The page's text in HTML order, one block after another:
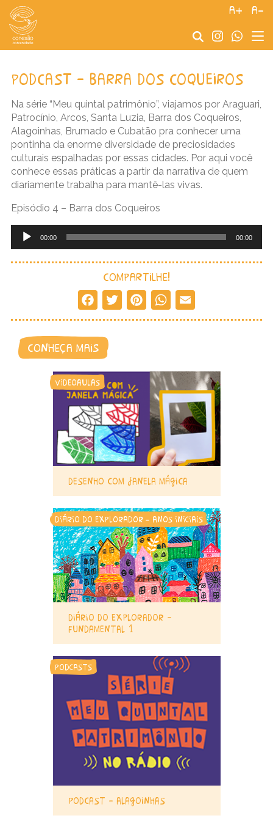
a+ a-
podcast – barra dos coqueiros
Na série “Meu quintal patrimônio”, viajamos por Araguari,
Patrocínio, Arcos, Santa Luzia, Barra dos Coqueiros,
Alagoinhas, Brumado e Cubatão pra conhecer uma
pontinha da enorme diversidade de preciosidades
culturais espalhadas por essas cidades. Por aqui você
conhece essas práticas a partir da narrativa de quem
diariamente trabalha para mantê-las vivas.
Episódio 4 – Barra dos Coqueiros
Tocador
áudio
00:00 00:00
compartilhe!
Facebook
Twitter
Pinterest
WhatsApp
conheça mais
videoaulas
desenho com janela mágica
diário do explorador - anos iniciais
diário do explorador –
fundamental 1
podcasts
podcast – alagoinhas